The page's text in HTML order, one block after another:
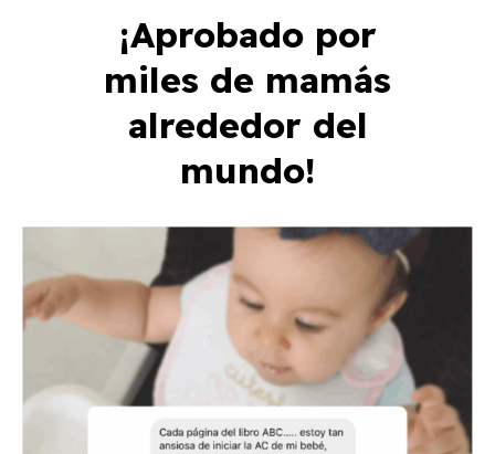
¡Aprobado por
miles de mamás
alrededor del
mundo!